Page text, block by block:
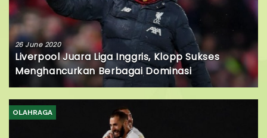
26 June 2020
Liverpool Juara Liga Inggris, Klopp Sukses
Menghancurkan Berbagai Dominasi
OLAHRAGA